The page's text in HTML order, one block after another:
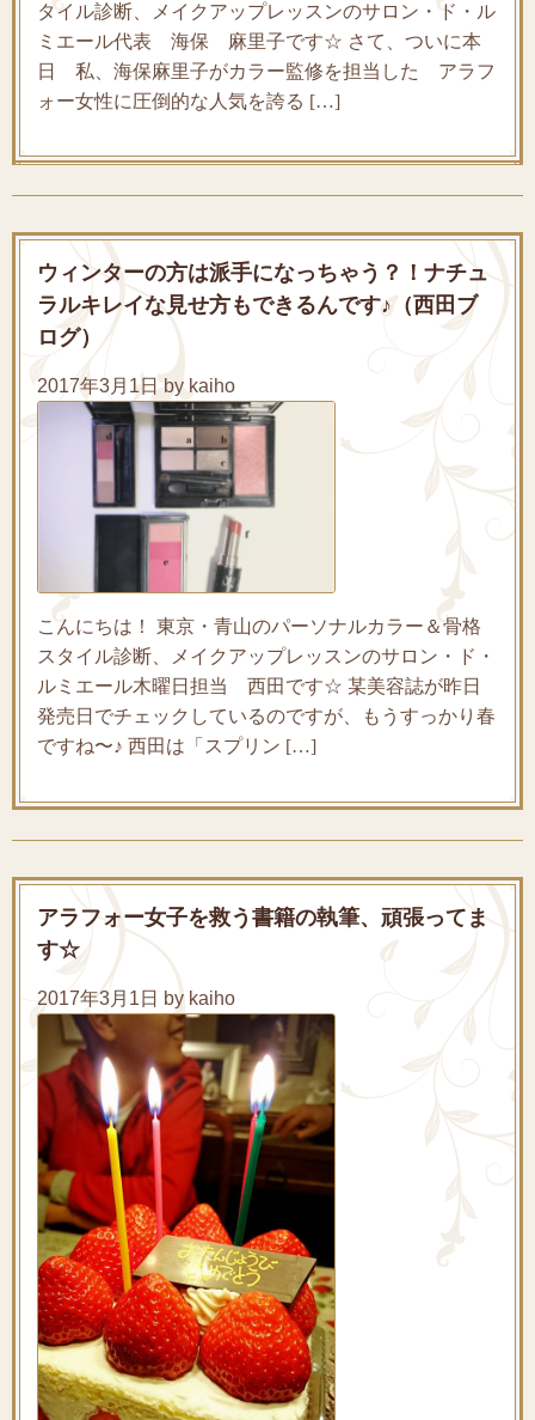
タイル診断、メイクアップレッスンのサロン・ド・ル
ミエール代表 海保 麻里子です☆ さて、ついに本
日 私、海保麻里子がカラー監修を担当した アラフ
ォー女性に圧倒的な人気を誇る […]
ウィンターの方は派手になっちゃう？！ナチュ
ラルキレイな見せ方もできるんです♪（西田ブ
ログ）
2017年3月1日 by kaiho
こんにちは！ 東京・青山のパーソナルカラー＆骨格
スタイル診断、メイクアップレッスンのサロン・ド・
ルミエール木曜日担当 西田です☆ 某美容誌が昨日
発売日でチェックしているのですが、もうすっかり春
ですね〜♪ 西田は「スプリン […]
アラフォー女子を救う書籍の執筆、頑張ってま
す☆
2017年3月1日 by kaiho